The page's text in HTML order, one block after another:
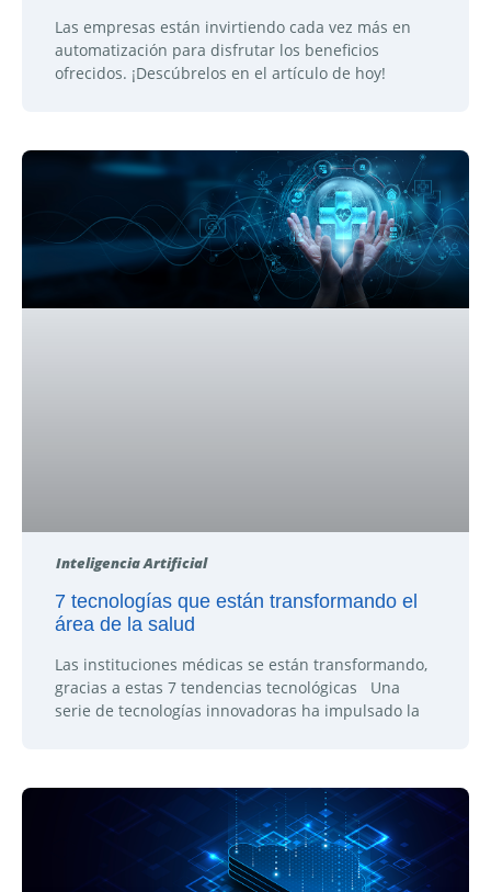
Las empresas están invirtiendo cada vez más en
automatización para disfrutar los beneficios
ofrecidos. ¡Descúbrelos en el artículo de hoy!
Inteligencia Artificial
7 tecnologías que están transformando el
área de la salud
Las instituciones médicas se están transformando,
gracias a estas 7 tendencias tecnológicas Una
serie de tecnologías innovadoras ha impulsado la